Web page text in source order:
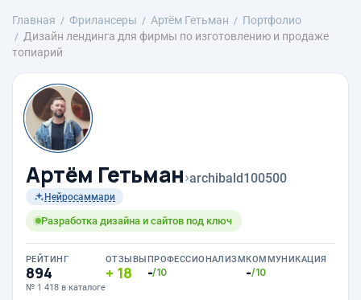
Главная Фрилансеры Артём Гетьман
Портфолио
Дизайн лендинга для фирмы по изготовлению и продаже
топиарий
Артём Гетьман›archibald100500
Нейросаммари
Разработка дизайна и сайтов под ключ
РЕЙТИНГ
894
№ 1 418 в каталоге
ОТЗЫВЫ
18
ПРОФЕССИОНАЛИЗМ
-/10
КОММУНИКАЦИЯ
-/10